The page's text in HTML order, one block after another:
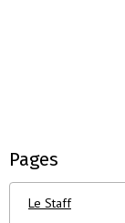
Pages
Le Staff